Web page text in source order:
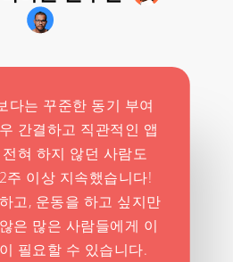
다는 꾸준한 동기 부여
간결하고 직관적인 앱
혀 하지 않던 사람도
주 이상 지속했습니다!
고, 운동을 하고 싶지만
은 많은 사람들에게 이
필요할 수 있습니다.